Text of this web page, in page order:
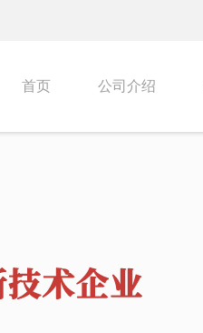
首页 公司介绍